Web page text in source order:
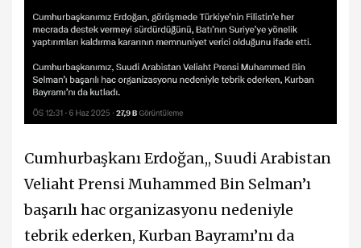
Cumhurbaşkanı Erdoğan,, Suudi Arabistan
Veliaht Prensi Muhammed Bin Selman’ı
başarılı hac organizasyonu nedeniyle
tebrik ederken, Kurban Bayramı’nı da